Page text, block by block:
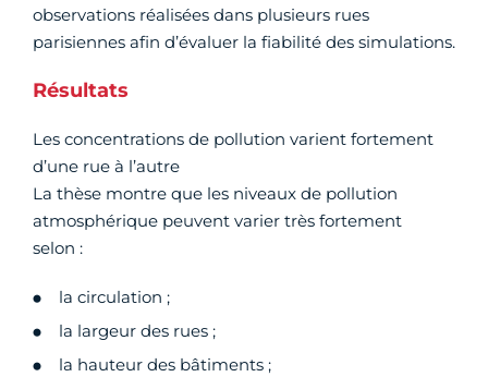
observations réalisées dans plusieurs rues
parisiennes afin d’évaluer la fiabilité des simulations.
Résultats
Les concentrations de pollution varient fortement
d’une rue à l’autre
La thèse montre que les niveaux de pollution
atmosphérique peuvent varier très fortement
selon :
la circulation ;
la largeur des rues ;
la hauteur des bâtiments ;